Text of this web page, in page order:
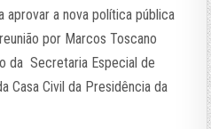
a nova política pública
por Marcos Toscano
da Secretaria Especial de
Casa Civil da Presidência da